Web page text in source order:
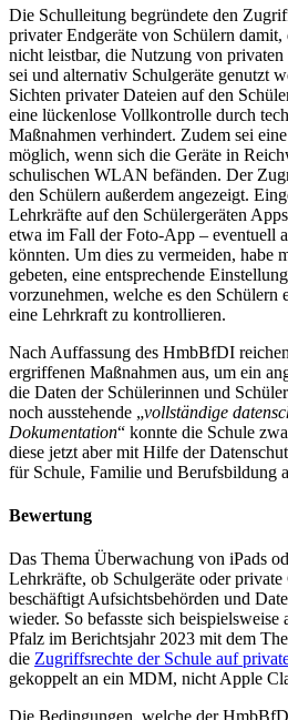
Die Schulleitung begründete den
privater Endgeräte von Schülern
nicht leistbar, die Nutzung von
sei und alternativ Schulgeräte genutzt
Sichten privater Dateien auf den
eine lückenlose Vollkontrolle durch
Maßnahmen verhindert. Zudem sei
möglich, wenn sich die Geräte in
schulischen WLAN befänden. Der
den Schülern außerdem angezeigt.
Lehrkräfte auf den Schülergeräten
etwa im Fall der Foto-App – eventuell
könnten. Um dies zu vermeiden, habe
gebeten, eine entsprechende
vorzunehmen, welche es den Schülern
eine Lehrkraft zu kontrollieren.
Nach Auffassung des HmbBfDI
ergriffenen Maßnahmen aus, um ein
die Daten der Schülerinnen und
noch ausstehende „vollständige
Dokumentation“ konnte die Schule
diese jetzt aber mit Hilfe der
für Schule, Familie und Berufsbildung
Bewertung
Das Thema Überwachung von iPads
Lehrkräfte, ob Schulgeräte oder
beschäftigt Aufsichtsbehörden und
wieder. So befasste sich
Pfalz im Berichtsjahr 2023 mit dem
die Zugriffsrechte der Schule auf
gekoppelt an ein MDM, nicht Apple